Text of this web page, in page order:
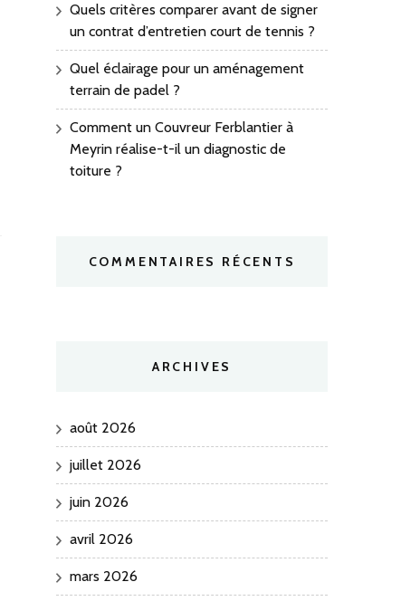
Quels critères comparer avant de signer
un contrat d’entretien court de tennis ?
Quel éclairage pour un aménagement
terrain de padel ?
Comment un Couvreur Ferblantier à
Meyrin réalise-t-il un diagnostic de
toiture ?
COMMENTAIRES RÉCENTS
ARCHIVES
août 2026
juillet 2026
juin 2026
avril 2026
mars 2026